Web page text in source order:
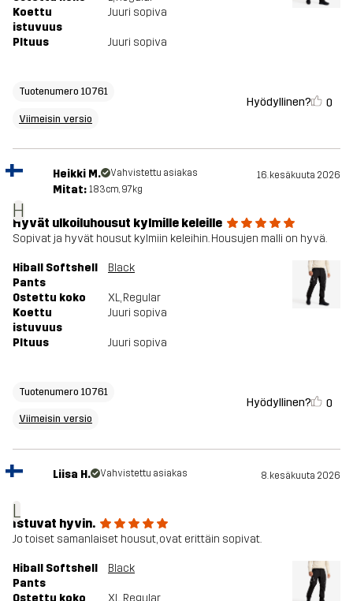
Koettu
istuvuus
Juuri sopiva
PItuus Juuri sopiva
Tuotenumero 10761
Viimeisin versio
Hyödyllinen? 0
H
Heikki M. Vahvistettu asiakas 16. kesäkuuta 2026
Mitat: 183cm, 97kg
Hyvät ulkoiluhousut kylmille keleille
Sopivat ja hyvät housut kylmiin keleihin. Housujen malli on hyvä.
Hiball Softshell
Pants
Black
Ostettu koko XL, Regular
Koettu
istuvuus
Juuri sopiva
PItuus Juuri sopiva
Tuotenumero 10761
Viimeisin versio
Hyödyllinen? 0
L
Liisa H. Vahvistettu asiakas 8. kesäkuuta 2026
Istuvat hyvin.
Jo toiset samanlaiset housut, ovat erittäin sopivat.
Hiball Softshell
Pants
Black
Ostettu koko XL, Regular